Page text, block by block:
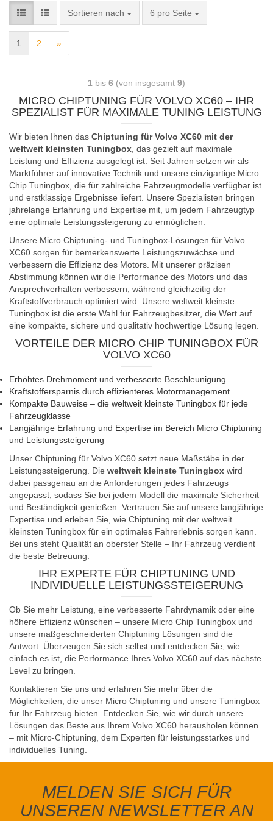
Sortieren nach 6 pro Seite
1 2 »
1 bis 6 (von insgesamt 9)
MICRO CHIPTUNING FÜR VOLVO XC60 – IHR
SPEZIALIST FÜR MAXIMALE TUNING LEISTUNG
Wir bieten Ihnen das Chiptuning für Volvo XC60 mit der
weltweit kleinsten Tuningbox, das gezielt auf maximale
Leistung und Effizienz ausgelegt ist. Seit Jahren setzen wir als
Marktführer auf innovative Technik und unsere einzigartige Micro
Chip Tuningbox, die für zahlreiche Fahrzeugmodelle verfügbar ist
und erstklassige Ergebnisse liefert. Unsere Spezialisten bringen
jahrelange Erfahrung und Expertise mit, um jedem Fahrzeugtyp
eine optimale Leistungssteigerung zu ermöglichen.
Unsere Micro Chiptuning- und Tuningbox-Lösungen für Volvo
XC60 sorgen für bemerkenswerte Leistungszuwächse und
verbessern die Effizienz des Motors. Mit unserer präzisen
Abstimmung können wir die Performance des Motors und das
Ansprechverhalten verbessern, während gleichzeitig der
Kraftstoffverbrauch optimiert wird. Unsere weltweit kleinste
Tuningbox ist die erste Wahl für Fahrzeugbesitzer, die Wert auf
eine kompakte, sichere und qualitativ hochwertige Lösung legen.
VORTEILE DER MICRO CHIP TUNINGBOX FÜR
VOLVO XC60
Erhöhtes Drehmoment und verbesserte Beschleunigung
Kraftstoffersparnis durch effizienteres Motormanagement
Kompakte Bauweise – die weltweit kleinste Tuningbox für jede
Fahrzeugklasse
Langjährige Erfahrung und Expertise im Bereich Micro Chiptuning
und Leistungssteigerung
Unser Chiptuning für Volvo XC60 setzt neue Maßstäbe in der
Leistungssteigerung. Die weltweit kleinste Tuningbox wird
dabei passgenau an die Anforderungen jedes Fahrzeugs
angepasst, sodass Sie bei jedem Modell die maximale Sicherheit
und Beständigkeit genießen. Vertrauen Sie auf unsere langjährige
Expertise und erleben Sie, wie Chiptuning mit der weltweit
kleinsten Tuningbox für ein optimales Fahrerlebnis sorgen kann.
Bei uns steht Qualität an oberster Stelle – Ihr Fahrzeug verdient
die beste Betreuung.
IHR EXPERTE FÜR CHIPTUNING UND
INDIVIDUELLE LEISTUNGSSTEIGERUNG
Ob Sie mehr Leistung, eine verbesserte Fahrdynamik oder eine
höhere Effizienz wünschen – unsere Micro Chip Tuningbox und
unsere maßgeschneiderten Chiptuning Lösungen sind die
Antwort. Überzeugen Sie sich selbst und entdecken Sie, wie
einfach es ist, die Performance Ihres Volvo XC60 auf das nächste
Level zu bringen.
Kontaktieren Sie uns und erfahren Sie mehr über die
Möglichkeiten, die unser Micro Chiptuning und unsere Tuningbox
für Ihr Fahrzeug bieten. Entdecken Sie, wie wir durch unsere
Lösungen das Beste aus Ihrem Volvo XC60 herausholen können
– mit Micro-Chiptuning, dem Experten für leistungsstarkes und
individuelles Tuning.
MELDEN SIE SICH FÜR
UNSEREN NEWSLETTER AN